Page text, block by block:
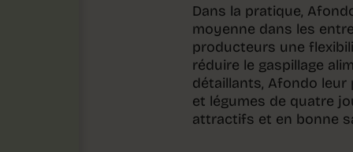
Dans la pratique,
moyenne dans les
producteurs une
réduire le gaspillage
détaillants, Afondo leur
et légumes de quatre
attractifs et en bonne